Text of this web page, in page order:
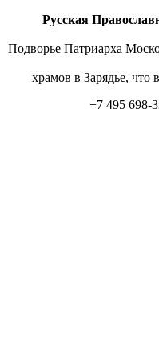
Русская
Подворье Патриарха
храмов в Зарядье, что
+7 495 698-